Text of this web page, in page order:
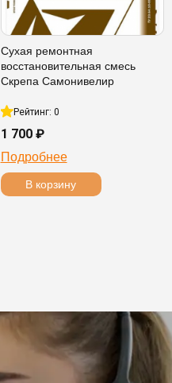
Сухая ремонтная
восстановительная смесь
Скрепа Самонивелир
Рейтинг: 0
1 700 ₽
Подробнее
В корзину